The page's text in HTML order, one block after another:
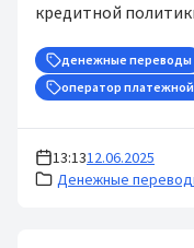
кредитной
денежные переводы
оператор
13:1312.06.2025
Денежные